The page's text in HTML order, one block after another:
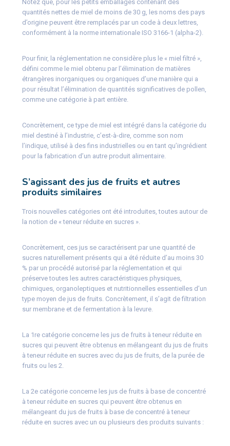
Notez que, pour les petits emballages contenant des
quantités nettes de miel de moins de 30 g, les noms des pays
d’origine peuvent être remplacés par un code à deux lettres,
conformément à la norme internationale ISO 3166-1 (alpha-2).
Pour finir, la réglementation ne considère plus le « miel filtré »,
défini comme le miel obtenu par l’élimination de matières
étrangères inorganiques ou organiques d’une manière qui a
pour résultat l’élimination de quantités significatives de pollen,
comme une catégorie à part entière.
Concrètement, ce type de miel est intégré dans la catégorie du
miel destiné à l’industrie, c’est-à-dire, comme son nom
l’indique, utilisé à des fins industrielles ou en tant qu’ingrédient
pour la fabrication d’un autre produit alimentaire.
S’agissant des jus de fruits et autres
produits similaires
Trois nouvelles catégories ont été introduites, toutes autour de
la notion de « teneur réduite en sucres ».
Concrètement, ces jus se caractérisent par une quantité de
sucres naturellement présents qui a été réduite d’au moins 30
% par un procédé autorisé par la réglementation et qui
préserve toutes les autres caractéristiques physiques,
chimiques, organoleptiques et nutritionnelles essentielles d’un
type moyen de jus de fruits. Concrètement, il s’agit de filtration
sur membrane et de fermentation à la levure.
La 1re catégorie concerne les jus de fruits à teneur réduite en
sucres qui peuvent être obtenus en mélangeant du jus de fruits
à teneur réduite en sucres avec du jus de fruits, de la purée de
fruits ou les 2.
La 2e catégorie concerne les jus de fruits à base de concentré
à teneur réduite en sucres qui peuvent être obtenus en
mélangeant du jus de fruits à base de concentré à teneur
réduite en sucres avec un ou plusieurs des produits suivants :